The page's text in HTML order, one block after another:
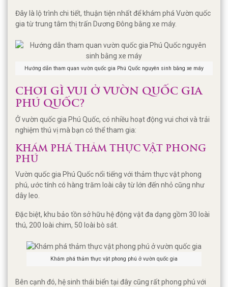
Đây là lộ trình chi tiết, thuận tiện nhất để khám phá Vườn quốc
gia từ trung tâm thị trấn Dương Đông bằng xe máy.
Hướng dẫn tham quan vườn quốc gia Phú Quốc nguyên sinh bằng xe máy
CHƠI GÌ VUI Ở VƯỜN QUỐC GIA
PHÚ QUỐC?
Ở vườn quốc gia Phú Quốc, có nhiều hoạt động vui chơi và trải
nghiệm thú vị mà bạn có thể tham gia:
KHÁM PHÁ THẢM THỰC VẬT PHONG
PHÚ
Vườn quốc gia Phú Quốc nổi tiếng với thảm thực vật phong
phú, ước tính có hàng trăm loài cây từ lớn đến nhỏ cũng như
dây leo.
Đặc biệt, khu bảo tồn sở hữu hệ động vật đa dạng gồm 30 loài
thú, 200 loài chim, 50 loài bò sát.
Khám phá thảm thực vật phong phú ở vườn quốc gia
Bên cạnh đó, hệ sinh thái biển tại đây cũng rất phong phú với